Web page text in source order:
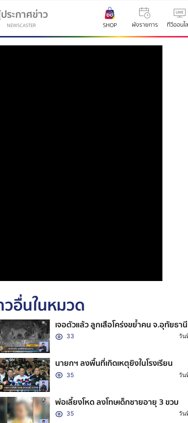
ระกาศข่าว
NEWSCASTER SHOP ผังรายการ ทีวีออนไ
วอื่นในหมวด
เจอตัวแล้ว ลูกเสือโคร่งขย้ำคน จ.อุทัยธานี
33 วัน
นายกฯ ลงพื้นที่เกิดเหตุยิงในโรงเรียน
35 วัน
พ่อเลี้ยงโหด ลงโทษเด็กชายอายุ 3 ขวบ
35 วัน